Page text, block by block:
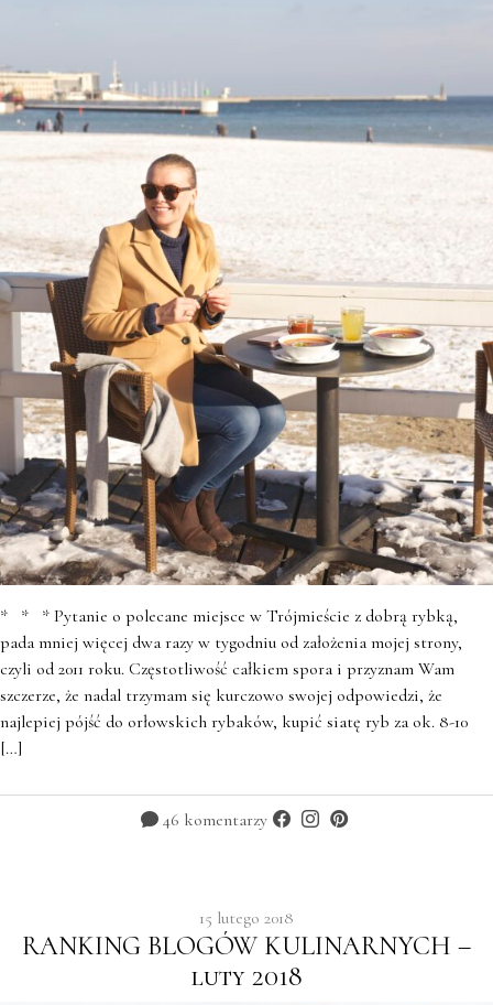
* * * Pytanie o polecane miejsce w Trójmieście z dobrą rybką,
pada mniej więcej dwa razy w tygodniu od założenia mojej strony,
czyli od 2011 roku. Częstotliwość całkiem spora i przyznam Wam
szczerze, że nadal trzymam się kurczowo swojej odpowiedzi, że
najlepiej pójść do orłowskich rybaków, kupić siatę ryb za ok. 8-10
[…]
46 komentarzy
15 lutego 2018
RANKING BLOGÓW KULINARNYCH –
luty 2018